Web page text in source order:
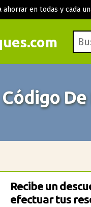
ahorrar en todas y cada
Código
Recibe un
efectuar tus